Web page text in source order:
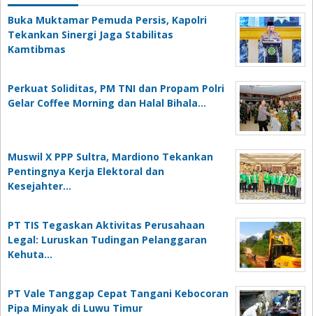
Buka Muktamar Pemuda Persis, Kapolri
Tekankan Sinergi Jaga Stabilitas
Kamtibmas
Perkuat Soliditas, PM TNI dan Propam Polri
Gelar Coffee Morning dan Halal Bihala…
Muswil X PPP Sultra, Mardiono Tekankan
Pentingnya Kerja Elektoral dan
Kesejahter…
PT TIS Tegaskan Aktivitas Perusahaan
Legal: Luruskan Tudingan Pelanggaran
Kehuta…
PT Vale Tanggap Cepat Tangani Kebocoran
Pipa Minyak di Luwu Timur